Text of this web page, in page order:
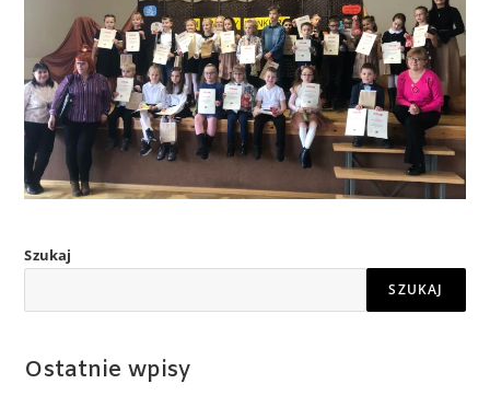
Szukaj
SZUKAJ
Ostatnie wpisy